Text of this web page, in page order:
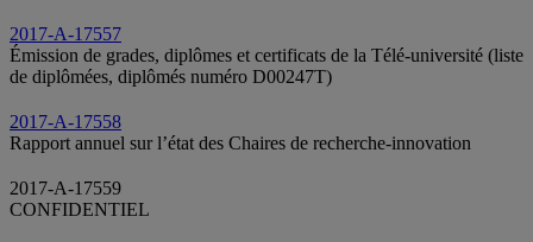
2017-A-17557
Émission de grades, diplômes et certificats de la Télé-université (liste
de diplômées, diplômés numéro D00247T)
2017-A-17558
Rapport annuel sur l’état des Chaires de recherche-innovation
2017-A-17559
CONFIDENTIEL